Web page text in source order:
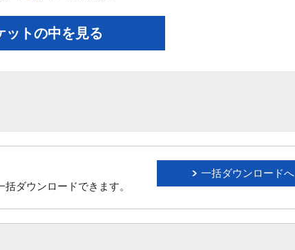
ットの中を見る
一括ダウンロードへ
ダウンロードできます。